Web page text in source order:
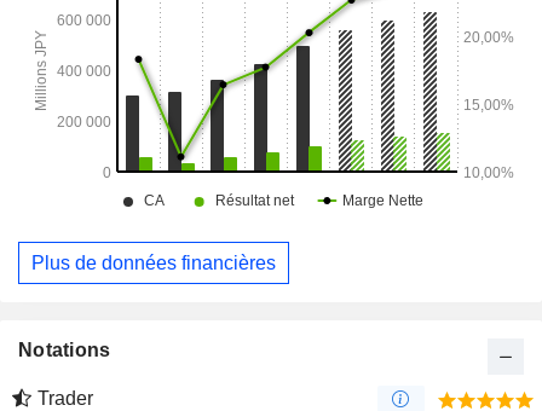
Plus de données financières
Notations
Trader